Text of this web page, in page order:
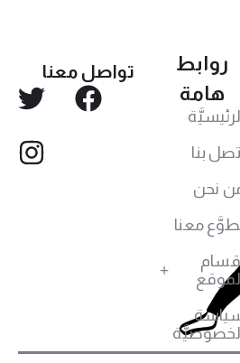
روابط
هامة
بنا
نحن
معنا
تواصل معنا